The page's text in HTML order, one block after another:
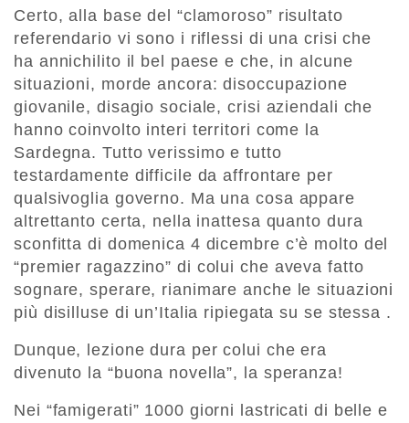
Certo, alla base del “clamoroso” risultato
referendario vi sono i riflessi di una crisi che
ha annichilito il bel paese e che, in alcune
situazioni, morde ancora: disoccupazione
giovanile, disagio sociale, crisi aziendali che
hanno coinvolto interi territori come la
Sardegna. Tutto verissimo e tutto
testardamente difficile da affrontare per
qualsivoglia governo. Ma una cosa appare
altrettanto certa, nella inattesa quanto dura
sconfitta di domenica 4 dicembre c’è molto del
“premier ragazzino” di colui che aveva fatto
sognare, sperare, rianimare anche le situazioni
più disilluse di un’Italia ripiegata su se stessa .
Dunque, lezione dura per colui che era
divenuto la “buona novella”, la speranza!
Nei “famigerati” 1000 giorni lastricati di belle e